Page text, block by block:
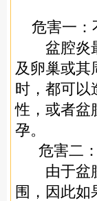
危害一：
盆腔炎最
及卵巢或其
时，都可以
性，或者盆
孕。
危害二
由于盆腔
围，因此